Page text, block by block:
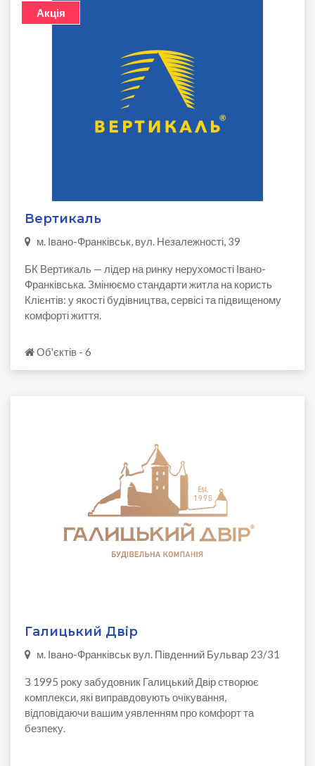
Акція
Вертикаль
м. Івано-Франківськ, вул. Незалежності, 39
БК Вертикаль — лідер на ринку нерухомості Івано-
Франківська. Змінюємо стандарти житла на користь
Клієнтів: у якості будівництва, сервісі та підвищеному
комфорті життя.
Об'єктів - 6
Галицький Двір
м. Івано-Франківськ вул. Південний Бульвар 23/31
З 1995 року забудовник Галицький Двір створює
комплекси, які виправдовують очікування,
відповідаючи вашим уявленням про комфорт та
безпеку.